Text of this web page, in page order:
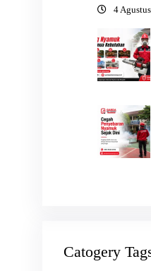
4
Catogery